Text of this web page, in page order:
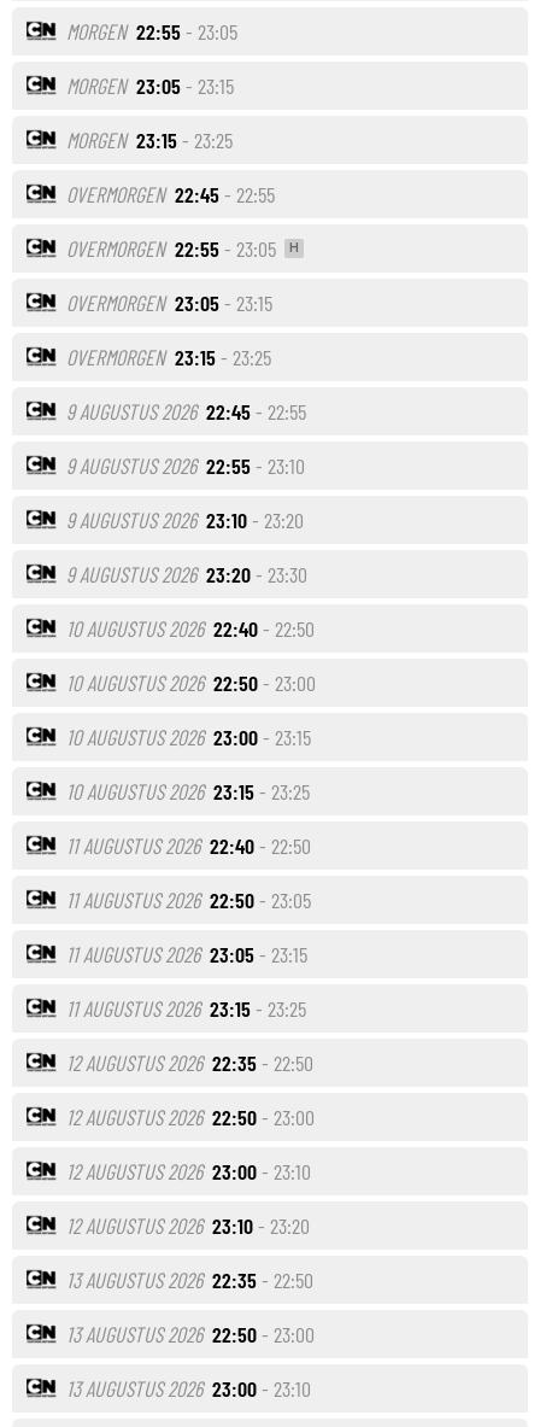
MORGEN 22:55- 23:05
MORGEN 23:05- 23:15
MORGEN 23:15- 23:25
OVERMORGEN 22:45- 22:55
OVERMORGEN 22:55- 23:05 H
OVERMORGEN 23:05- 23:15
OVERMORGEN 23:15- 23:25
9 AUGUSTUS 2026 22:45- 22:55
9 AUGUSTUS 2026 22:55- 23:10
9 AUGUSTUS 2026 23:10- 23:20
9 AUGUSTUS 2026 23:20- 23:30
10 AUGUSTUS 2026 22:40- 22:50
10 AUGUSTUS 2026 22:50- 23:00
10 AUGUSTUS 2026 23:00- 23:15
10 AUGUSTUS 2026 23:15- 23:25
11 AUGUSTUS 2026 22:40- 22:50
11 AUGUSTUS 2026 22:50- 23:05
11 AUGUSTUS 2026 23:05- 23:15
11 AUGUSTUS 2026 23:15- 23:25
12 AUGUSTUS 2026 22:35- 22:50
12 AUGUSTUS 2026 22:50- 23:00
12 AUGUSTUS 2026 23:00- 23:10
12 AUGUSTUS 2026 23:10- 23:20
13 AUGUSTUS 2026 22:35- 22:50
13 AUGUSTUS 2026 22:50- 23:00
13 AUGUSTUS 2026 23:00- 23:10